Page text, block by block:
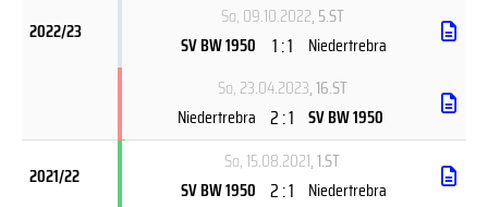
2022/23
So, 09.10.2022, 5.ST
SV BW 1950
1 : 1
Niedertrebra
So, 23.04.2023, 16.ST
Niedertrebra 2 : 1 SV BW 1950
2021/22
So, 15.08.2021, 1.ST
SV BW 1950 2 : 1 Niedertrebra